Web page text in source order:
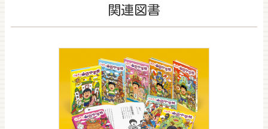
関連図書